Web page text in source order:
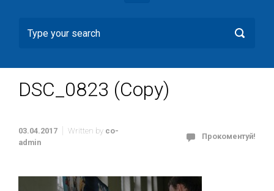
DSC_0823 (Copy)
03.04.2017 Written by co-
admin
Прокоментуй!